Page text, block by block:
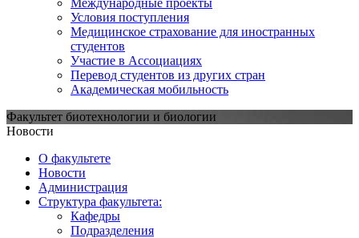
Условия поступления
Медицинское страхование для иностранных
студентов
Участие в Ассоциациях
Перевод студентов из других стран
Академическая мобильность
Факультет биотехнологии и биологии
Новости
О факультете
Новости
Администрация
Структура факультета:
Кафедры
Подразделения